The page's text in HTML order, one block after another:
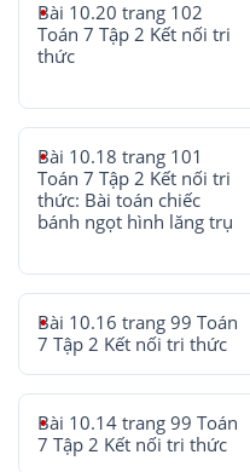
Bài 10.20 trang 102
Toán 7 Tập 2 Kết nối tri
thức
Bài 10.18 trang 101
Toán 7 Tập 2 Kết nối tri
thức: Bài toán chiếc
bánh ngọt hình lăng trụ
Bài 10.16 trang 99 Toán
7 Tập 2 Kết nối tri thức
Bài 10.14 trang 99 Toán
7 Tập 2 Kết nối tri thức